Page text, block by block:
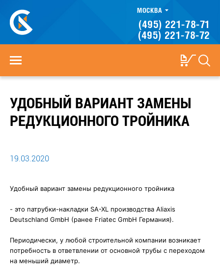
МОСКВА
(495) 221-78-71
(495) 221-78-72
УДОБНЫЙ ВАРИАНТ ЗАМЕНЫ
РЕДУКЦИОННОГО ТРОЙНИКА ⠀
19.03.2020
Удобный вариант замены редукционного тройника ⠀
- это патрубки-накладки SA-XL производства Aliaxis
Deutschland GmbH (ранее Friatec GmbH Германия). ⠀
Периодически, у любой строительной компании возникает
потребность в ответвлении от основной трубы с переходом
на меньший диаметр. ⠀